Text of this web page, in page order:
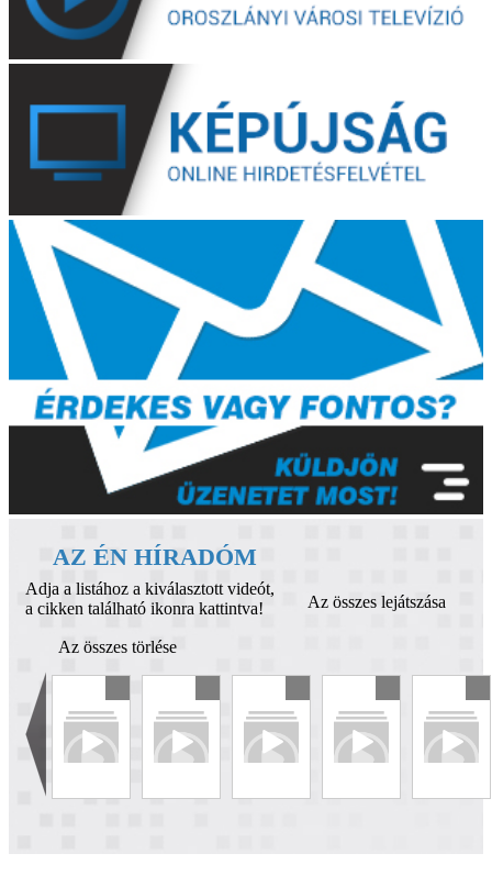
AZ ÉN HÍRADÓM
Adja a listához a kiválasztott videót,
a cikken található ikonra kattintva!
Az összes lejátszása
Az összes törlése